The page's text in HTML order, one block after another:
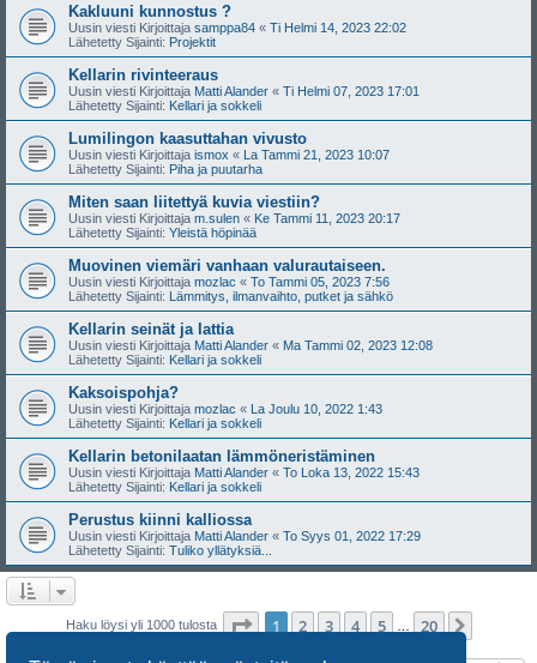
Kakluuni kunnostus ?
Uusin viesti Kirjoittaja samppa84 « Ti Helmi 14, 2023 22:02
Lähetetty Sijainti: Projektit
Kellarin rivinteeraus
Uusin viesti Kirjoittaja Matti Alander « Ti Helmi 07, 2023 17:01
Lähetetty Sijainti: Kellari ja sokkeli
Lumilingon kaasuttahan vivusto
Uusin viesti Kirjoittaja ismox « La Tammi 21, 2023 10:07
Lähetetty Sijainti: Piha ja puutarha
Miten saan liitettyä kuvia viestiin?
Uusin viesti Kirjoittaja m.sulen « Ke Tammi 11, 2023 20:17
Lähetetty Sijainti: Yleistä höpinää
Muovinen viemäri vanhaan valurautaiseen.
Uusin viesti Kirjoittaja mozlac « To Tammi 05, 2023 7:56
Lähetetty Sijainti: Lämmitys, ilmanvaihto, putket ja sähkö
Kellarin seinät ja lattia
Uusin viesti Kirjoittaja Matti Alander « Ma Tammi 02, 2023 12:08
Lähetetty Sijainti: Kellari ja sokkeli
Kaksoispohja?
Uusin viesti Kirjoittaja mozlac « La Joulu 10, 2022 1:43
Lähetetty Sijainti: Kellari ja sokkeli
Kellarin betonilaatan lämmöneristäminen
Uusin viesti Kirjoittaja Matti Alander « To Loka 13, 2022 15:43
Lähetetty Sijainti: Kellari ja sokkeli
Perustus kiinni kalliossa
Uusin viesti Kirjoittaja Matti Alander « To Syys 01, 2022 17:29
Lähetetty Sijainti: Tuliko yllätyksiä...
Haku löysi yli 1000 tulosta Sivu /20
1 2 3 4 5 20